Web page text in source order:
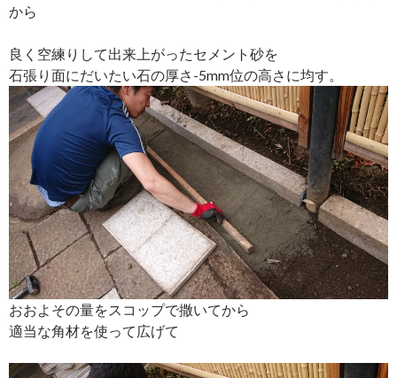
から
良く空練りして出来上がったセメント砂を
石張り面にだいたい石の厚さ-5mm位の高さに均す。
おおよその量をスコップで撒いてから
適当な角材を使って広げて